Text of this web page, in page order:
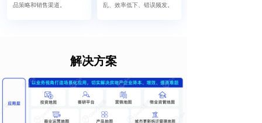
品策略和销售渠道。
乱、效率低下、错误频发。
解决方案